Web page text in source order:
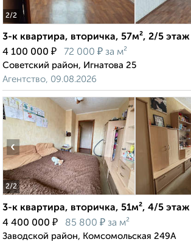
2/2
3-к квартира, вторичка, 57м², 2/5 этаж
4 100 000 ₽ 72 000 ₽ за м²
Советский район, Игнатова 25
Агентство, 09.08.2026
2/2
‹
3-к квартира, вторичка, 51м², 4/5 этаж
4 400 000 ₽ 85 800 ₽ за м²
Заводской район, Комсомольская 249А